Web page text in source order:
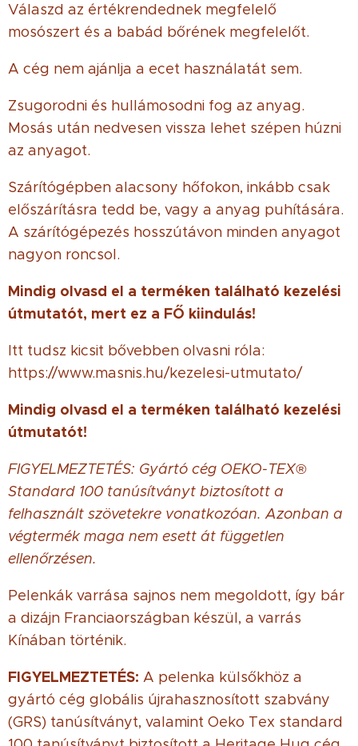
Válaszd az értékrendednek megfelelő
mosószert és a babád bőrének megfelelőt.
A cég nem ajánlja a ecet használatát sem.
Zsugorodni és hullámosodni fog az anyag.
Mosás után nedvesen vissza lehet szépen húzni
az anyagot.
Szárítógépben alacsony hőfokon, inkább csak
előszárításra tedd be, vagy a anyag puhítására.
A szárítógépezés hosszútávon minden anyagot
nagyon roncsol.
Mindig olvasd el a terméken található kezelési
útmutatót, mert ez a FŐ kiindulás!
Itt tudsz kicsit bővebben olvasni róla:
https://www.masnis.hu/kezelesi-utmutato/
Mindig olvasd el a terméken található kezelési
útmutatót!
FIGYELMEZTETÉS: Gyártó cég OEKO-TEX®
Standard 100 tanúsítványt biztosított a
felhasznált szövetekre vonatkozóan. Azonban a
végtermék maga nem esett át független
ellenőrzésen.
Pelenkák varrása sajnos nem megoldott, így bár
a dizájn Franciaországban készül, a varrás
Kínában történik.
FIGYELMEZTETÉS: A pelenka külsőkhöz a
gyártó cég globális újrahasznosított szabvány
(GRS) tanúsítványt, valamint Oeko Tex standard